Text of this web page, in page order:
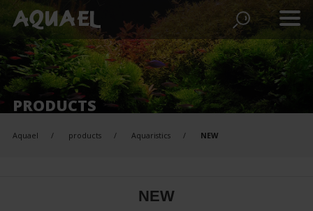
PRODUCTS
Aquael products Aquaristics NEW
NEW